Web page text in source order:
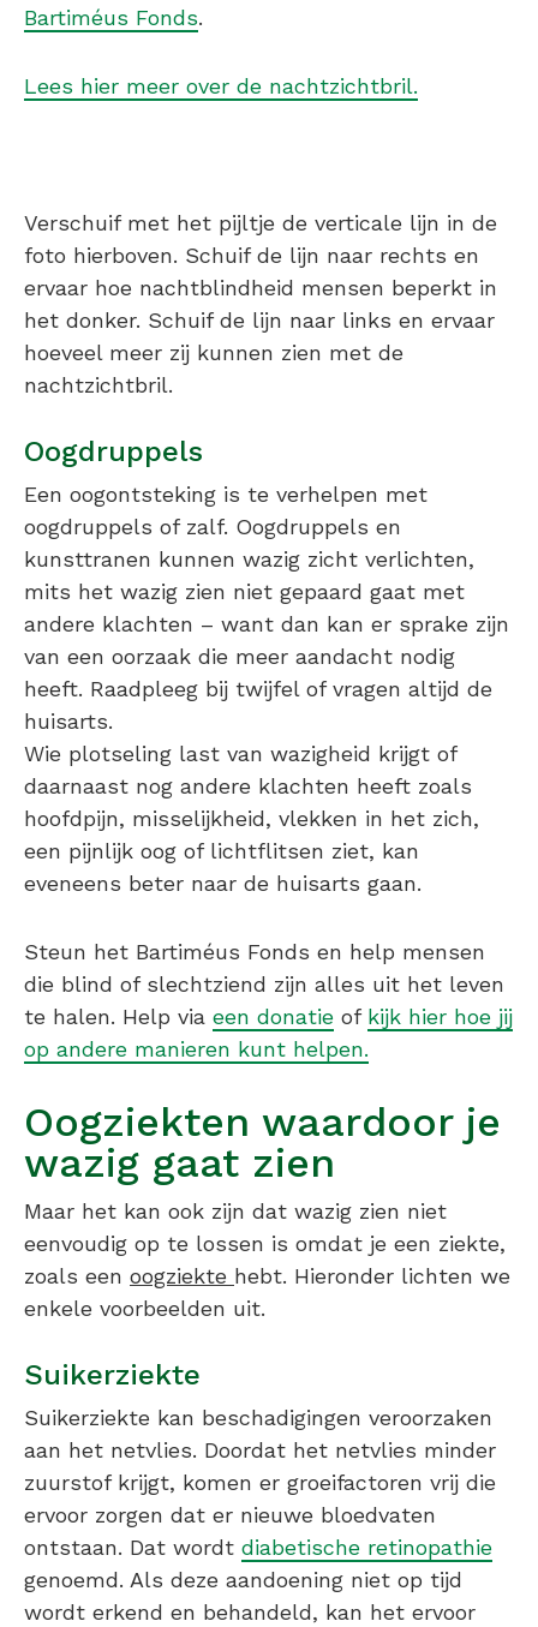
Bartiméus Fonds.
Lees hier meer over de nachtzichtbril.
Verschuif met het pijltje de verticale lijn in de
foto hierboven. Schuif de lijn naar rechts en
ervaar hoe nachtblindheid mensen beperkt in
het donker. Schuif de lijn naar links en ervaar
hoeveel meer zij kunnen zien met de
nachtzichtbril.
Oogdruppels
Een oogontsteking is te verhelpen met
oogdruppels of zalf. Oogdruppels en
kunsttranen kunnen wazig zicht verlichten,
mits het wazig zien niet gepaard gaat met
andere klachten – want dan kan er sprake zijn
van een oorzaak die meer aandacht nodig
heeft. Raadpleeg bij twijfel of vragen altijd de
huisarts.
Wie plotseling last van wazigheid krijgt of
daarnaast nog andere klachten heeft zoals
hoofdpijn, misselijkheid, vlekken in het zich,
een pijnlijk oog of lichtflitsen ziet, kan
eveneens beter naar de huisarts gaan.
Steun het Bartiméus Fonds en help mensen
die blind of slechtziend zijn alles uit het leven
te halen. Help via een donatie of kijk hier hoe jij
op andere manieren kunt helpen.
Oogziekten waardoor je
wazig gaat zien
Maar het kan ook zijn dat wazig zien niet
eenvoudig op te lossen is omdat je een ziekte,
zoals een oogziekte hebt. Hieronder lichten we
enkele voorbeelden uit.
Suikerziekte
Suikerziekte kan beschadigingen veroorzaken
aan het netvlies. Doordat het netvlies minder
zuurstof krijgt, komen er groeifactoren vrij die
ervoor zorgen dat er nieuwe bloedvaten
ontstaan. Dat wordt diabetische retinopathie
genoemd. Als deze aandoening niet op tijd
wordt erkend en behandeld, kan het ervoor